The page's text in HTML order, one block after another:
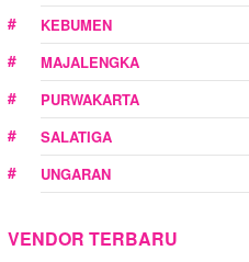
KEBUMEN
MAJALENGKA
PURWAKARTA
SALATIGA
UNGARAN
VENDOR TERBARU